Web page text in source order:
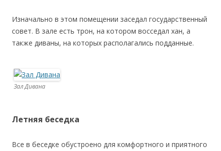
Изначально в этом помещении заседал государственный
совет. В зале есть трон, на котором восседал хан, а
также диваны, на которых располагались подданные.
Зал Дивана
Летняя беседка
Все в беседке обустроено для комфортного и приятного